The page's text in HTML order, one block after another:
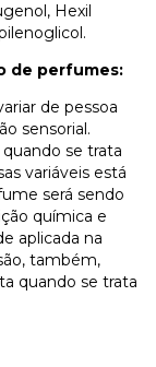
Hexil
de perfumes:
de pessoa
sensorial.
se trata
variáveis está
será sendo
química e
aplicada na
também,
quando se trata